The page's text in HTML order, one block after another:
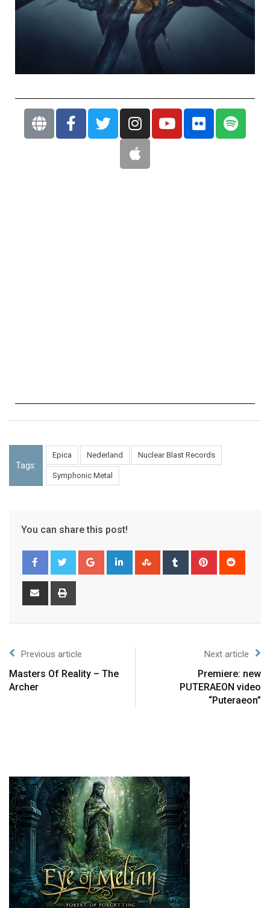
Tags:
Epica Nederland Nuclear Blast Records
Symphonic Metal
You can share this post!
Previous article
Masters Of Reality – The
Archer
Next article
Premiere: new
PUTERAEON video
“Puteraeon”